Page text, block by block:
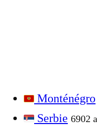
Monténégro
Serbie 6902